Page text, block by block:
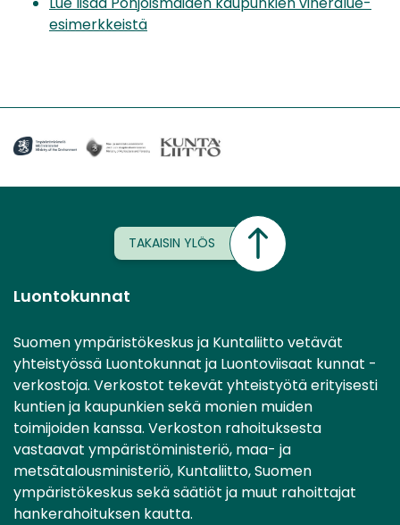
esimerkkeistä
TAKAISIN YLÖS
Luontokunnat
Suomen ympäristökeskus ja Kuntaliitto vetävät
yhteistyössä Luontokunnat ja Luontoviisaat kunnat -
verkostoja. Verkostot tekevät yhteistyötä erityisesti
kuntien ja kaupunkien sekä monien muiden
toimijoiden kanssa. Verkoston rahoituksesta
vastaavat ympäristöministeriö, maa- ja
metsätalousministeriö, Kuntaliitto, Suomen
ympäristökeskus sekä säätiöt ja muut rahoittajat
hankerahoituksen kautta.